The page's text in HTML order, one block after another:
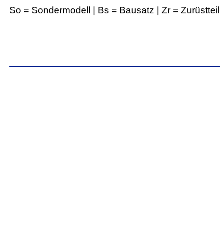
So = Sondermodell | Bs = Bausatz | Zr =